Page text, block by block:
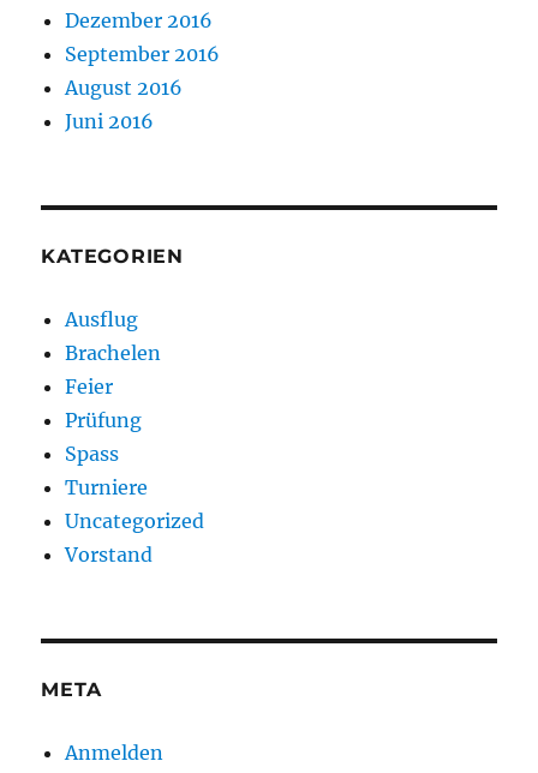
Dezember 2016
September 2016
August 2016
Juni 2016
KATEGORIEN
Ausflug
Brachelen
Feier
Prüfung
Spass
Turniere
Uncategorized
Vorstand
META
Anmelden